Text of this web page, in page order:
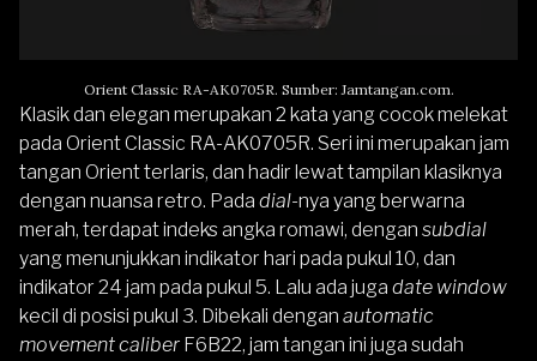
Orient Classic RA-AK0705R. Sumber: Jamtangan.com.
Klasik dan elegan merupakan 2 kata yang cocok melekat
pada Orient Classic RA-AK0705R. Seri ini merupakan jam
tangan Orient terlaris, dan hadir lewat tampilan klasiknya
dengan nuansa retro. Pada dial-nya yang berwarna
merah, terdapat indeks angka romawi, dengan subdial
yang menunjukkan indikator hari pada pukul 10, dan
indikator 24 jam pada pukul 5. Lalu ada juga date window
kecil di posisi pukul 3. Dibekali dengan automatic
movement caliber F6B22, jam tangan ini juga sudah